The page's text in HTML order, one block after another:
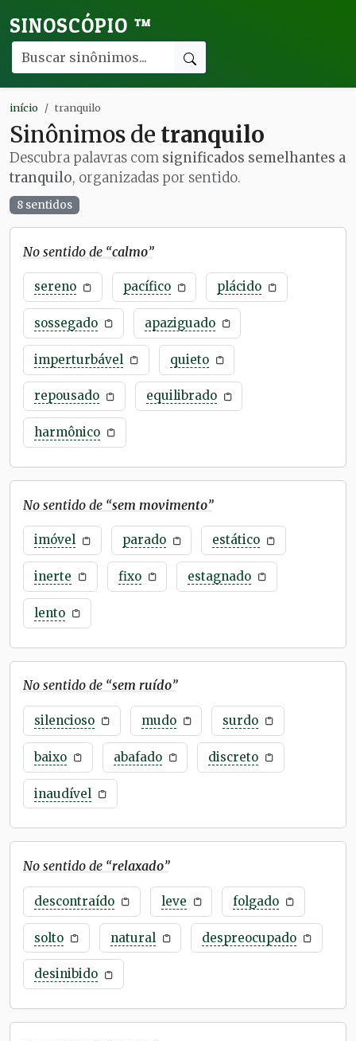
SINOSCÓPIO ™
início tranquilo
Sinônimos de tranquilo
Descubra palavras com significados semelhantes a
tranquilo, organizadas por sentido.
8 sentidos
No sentido de “calmo”
sereno pacífico plácido
sossegado apaziguado
imperturbável quieto
repousado equilibrado
harmônico
No sentido de “sem movimento”
imóvel parado estático
inerte fixo estagnado
lento
No sentido de “sem ruído”
silencioso mudo surdo
baixo abafado discreto
inaudível
No sentido de “relaxado”
descontraído leve folgado
solto natural despreocupado
desinibido